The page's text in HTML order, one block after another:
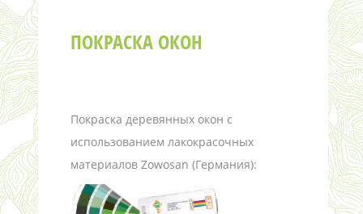
ПОКРАСКА ОКОН
Покраска деревянных окон с
использованием лакокрасочных
материалов Zowosan (Германия):